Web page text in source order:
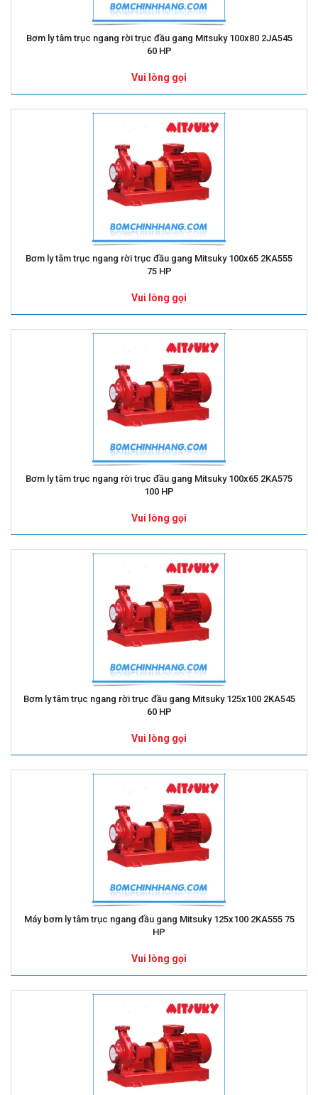
Bơm ly tâm trục ngang rời trục đầu gang Mitsuky 100x80 2JA545
60 HP
Vui lòng gọi
Bơm ly tâm trục ngang rời trục đầu gang Mitsuky 100x65 2KA555
75 HP
Vui lòng gọi
Bơm ly tâm trục ngang rời trục đầu gang Mitsuky 100x65 2KA575
100 HP
Vui lòng gọi
Bơm ly tâm trục ngang rời trục đầu gang Mitsuky 125x100 2KA545
60 HP
Vui lòng gọi
Máy bơm ly tâm trục ngang đầu gang Mitsuky 125x100 2KA555 75
HP
Vui lòng gọi